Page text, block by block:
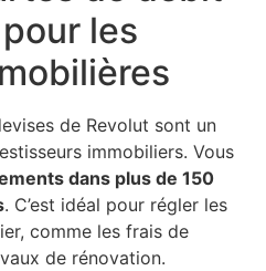
les
de Revolut sont un
immobiliers. Vous
dans plus de 150
. C’est idéal pour régler les
comme les frais de
de rénovation.